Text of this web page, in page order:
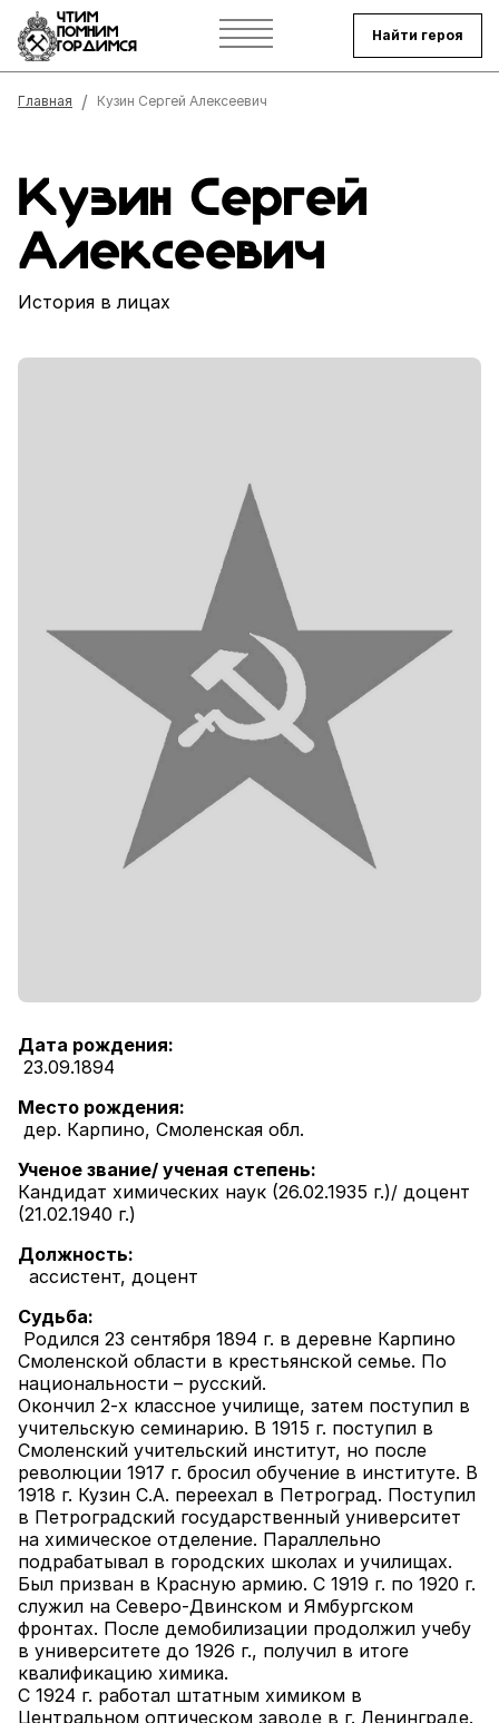
ЧТИМ
ПОМНИМ
ГОРДИМСЯ
Найти героя
Строка навигации
Главная Кузин Сергей Алексеевич
Кузин Сергей
Алексеевич
История в лицах
Дата рождения:
23.09.1894
Место рождения:
дер. Карпино, Смоленская обл.
Ученое звание/ ученая степень:
Кандидат химических наук (26.02.1935 г.)/ доцент
(21.02.1940 г.)
Должность:
ассистент, доцент
Судьба:
Родился 23 сентября 1894 г. в деревне Карпино
Смоленской области в крестьянской семье. По
национальности – русский.
Окончил 2-х классное училище, затем поступил в
учительскую семинарию. В 1915 г. поступил в
Смоленский учительский институт, но после
революции 1917 г. бросил обучение в институте. В
1918 г. Кузин С.А. переехал в Петроград. Поступил
в Петроградский государственный университет
на химическое отделение. Параллельно
подрабатывал в городских школах и училищах.
Был призван в Красную армию. С 1919 г. по 1920 г.
служил на Северо-Двинском и Ямбургском
фронтах. После демобилизации продолжил учебу
в университете до 1926 г., получил в итоге
квалификацию химика.
С 1924 г. работал штатным химиком в
Центральном оптическом заводе в г. Ленинграде.